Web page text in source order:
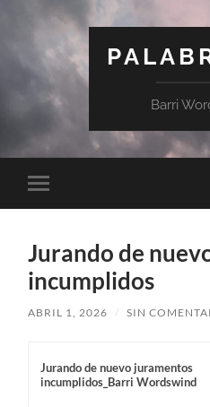
Barri
Jurando de
incumplidos
ABRIL 1, 2026 / SIN
Jurando de nuevo juramentos
incumplidos_Barri Wordswind